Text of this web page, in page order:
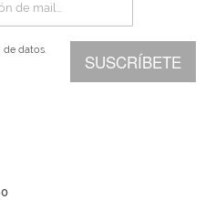
SUSCRÍBETE
datos.